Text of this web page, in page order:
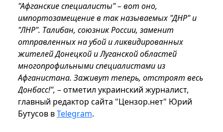
"Афганские специалисты" – вот оно,
импортозамещение в так называемых "ДНР" и
"ЛНР". Талибан, союзник России, заменит
отправленных на убой и ликвидированных
жителей Донецкой и Луганской областей
многопрофильными специалистами из
Афганистана. Заживут теперь, отстроят весь
Донбасс!", – отметил украинский журналист,
главный редактор сайта "Цензор.нет" Юрий
Бутусов вTelegram.